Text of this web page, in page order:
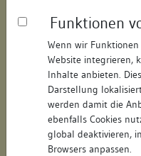
Funktionen
Wenn wir
Website integrieren,
Inhalte anbieten.
Darstellung
werden damit die
ebenfalls Cookies
global deaktivieren,
Browsers anpassen.
Postleitzahl:
Stadt-Teilort:
Regierungsbezirk:
Wohnplatzschlüssel: